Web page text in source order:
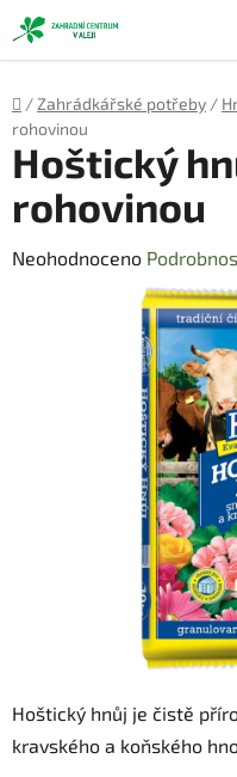
Přejít
na
obsah
Domů
/ Zahrádkářské potřeby /
rohovinou
Hoštický hnůj je čistě
kravského a koňského
Hoštický
rohovinou
Průměrné
Neohodnoceno